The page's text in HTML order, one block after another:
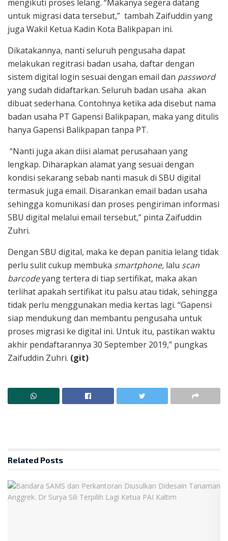
mengikuti proses lelang. “Makanya segera datang
untuk migrasi data tersebut,” tambah Zaifuddin yang
juga Wakil Ketua Kadin Kota Balikpapan ini.
Dikatakannya, nanti seluruh pengusaha dapat
melakukan regitrasi badan usaha, daftar dengan
sistem digital login sesuai dengan email dan password
yang sudah didaftarkan. Seluruh badan usaha akan
dibuat sederhana. Contohnya ketika ada disebut nama
badan usaha PT Gapensi Balikpapan, maka yang ditulis
hanya Gapensi Balikpapan tanpa PT.
“Nanti juga akan diisi alamat perusahaan yang
lengkap. Diharapkan alamat yang sesuai dengan
kondisi sekarang sebab nanti masuk di SBU digital
termasuk juga email. Disarankan email badan usaha
sehingga komunikasi dan proses pengiriman informasi
SBU digital melalui email tersebut,” pinta Zaifuddin
Zuhri.
Dengan SBU digital, maka ke depan panitia lelang tidak
perlu sulit cukup membuka smartphone, lalu scan
barcodeyang tertera di tiap sertifikat, maka akan
terlihat apakah sertifikat itu palsu atau tidak, sehingga
tidak perlu menggunakan media kertas lagi. “Gapensi
siap mendukung dan membantu pengusaha untuk
proses migrasi ke digital ini. Untuk itu, pastikan waktu
akhir pendaftarannya 30 September 2019,” pungkas
Zaifuddin Zuhri. (git)
Related Posts